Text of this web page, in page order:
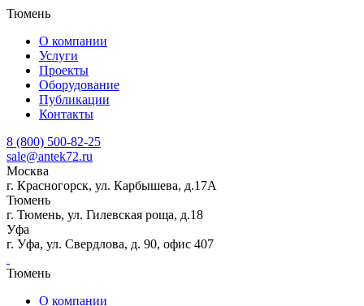
Тюмень
О компании
Услуги
Проекты
Оборудование
Публикации
Контакты
8 (800) 500-82-25
sale@antek72.ru
Москва
г. Красногорск, ул. Карбышева, д.17А
Тюмень
г. Тюмень, ул. Гилевская роща, д.18
Уфа
г. Уфа, ул. Свердлова, д. 90, офис 407
Тюмень
О компании